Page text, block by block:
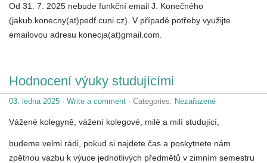
Od 31. 7. 2025 nebude funkční email J. Konečného
(jakub.konecny(at)pedf.cuni.cz). V případě potřeby využijte
emailovou adresu konecja(at)gmail.com.
Hodnocení výuky studujícími
03. ledna 2025 · Write a comment · Categories: Nezařazené
Vážené kolegyně, vážení kolegové, milé a milí studující,
budeme velmi rádi, pokud si najdete čas a poskytnete nám
zpětnou vazbu k výuce jednotlivých předmětů v zimním semestru